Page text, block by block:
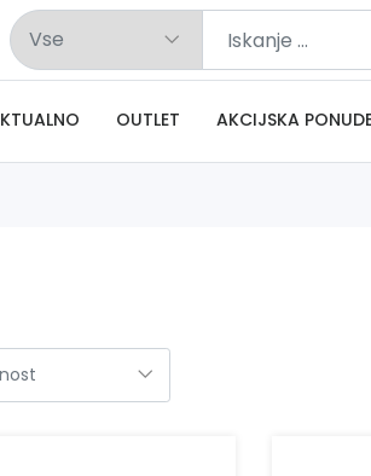
OUTLET AKCIJSKA